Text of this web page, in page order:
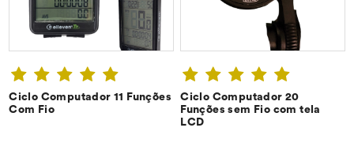
Ciclo Computador 11 Funções
Com Fio
CONFIRA ➔
Ciclo Computador 20
Funções sem Fio com tela
LCD